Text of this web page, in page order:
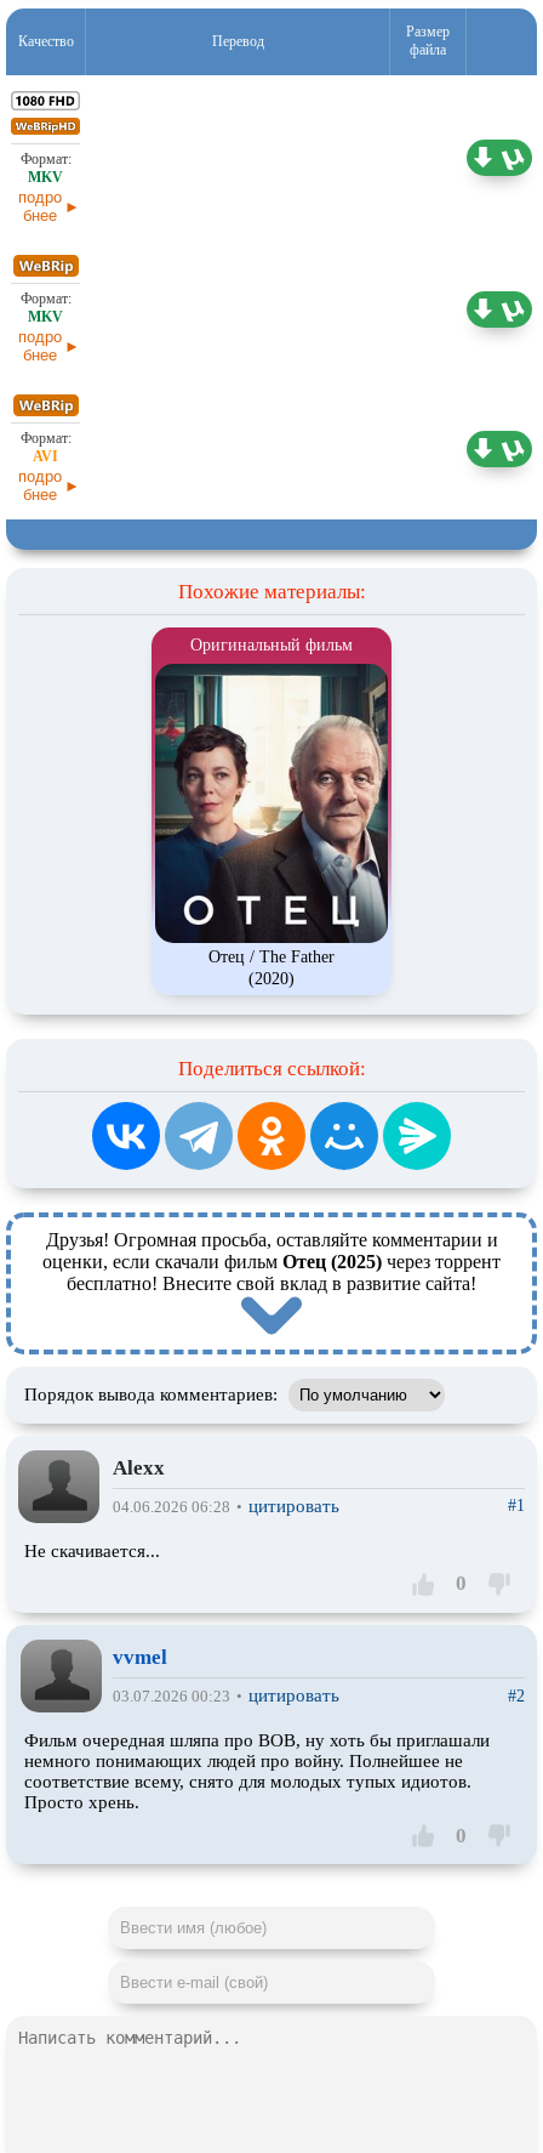
Качество Перевод
Размер
файла
подро
бнее
подро
бнее
подро
бнее
Похожие материалы:
Оригинальный фильм
Отец / The Father
(2020)
Поделиться ссылкой:
Друзья! Огромная просьба, оставляйте комментарии и
оценки, если скачали фильм Отец (2025) через торрент
бесплатно! Внесите свой вклад в развитие сайта!
Порядок вывода комментариев:
Alexx
04.06.2026 06:28 • цитировать #1
Не скачивается...
0
vvmel
03.07.2026 00:23 • цитировать #2
Фильм очередная шляпа про ВОВ, ну хоть бы приглашали
немного понимающих людей про войну. Полнейшее не
соответствие всему, снято для молодых тупых идиотов.
Просто хрень.
0